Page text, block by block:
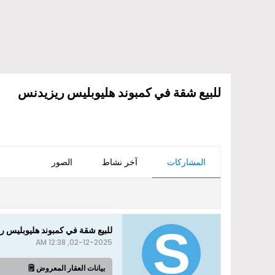
للبيع شقة في كمبوند هليوبليس ريزيدنس
المشاركات آخر نشاط الصور
للبيع شقة في كمبوند هليوبليس
02-12-2025, 12:38 AM
بيانات العقار المعروض 🗒️